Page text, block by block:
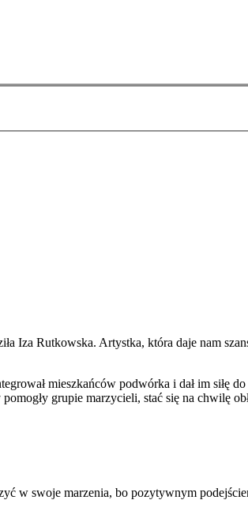
Iza Rutkowska. Artystka, która daje nam
mieszkańców podwórka i dał im siłę do
grupie marzycieli, stać się na chwilę
w swoje marzenia, bo pozytywnym